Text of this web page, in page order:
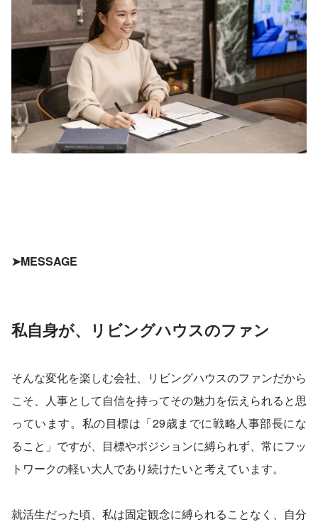
➤MESSAGE
私自身が、リビングハウスのファン
そんな変化を楽しむ会社、リビングハウスのファンだから
こそ、人事として自信を持ってその魅力を伝えられると思
っています。私の目標は「29歳までに戦略人事部長にな
ること」ですが、目標やポジションに縛られず、常にフッ
トワークの軽い大人であり続けたいと考えています。
就活生だった頃、私は固定観念に縛られることなく、自分